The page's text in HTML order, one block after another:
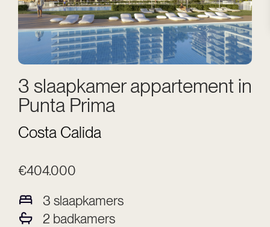
3 slaapkamer appartement in
Punta Prima
Costa Calida
€404.000
3 slaapkamers
2 badkamers